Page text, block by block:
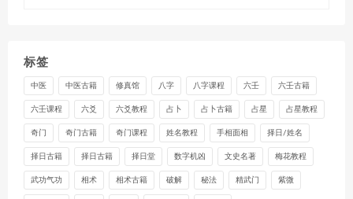
标签
中医 中医古籍 修真馆 八字 八字课程 六壬 六壬古籍
六壬课程 六爻 六爻教程 占卜 占卜古籍 占星 占星教程
奇门 奇门古籍 奇门课程 姓名教程 手相面相 择日/姓名
择日古籍 择日古籍 择日堂 数字机凶 文史名著 梅花教程
武功气功 相术 相术古籍 破解 秘法 精武门 紫微